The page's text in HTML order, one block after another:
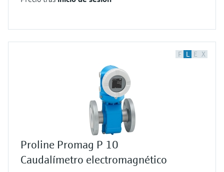
F L E X
Proline Promag P 10
Caudalímetro electromagnético